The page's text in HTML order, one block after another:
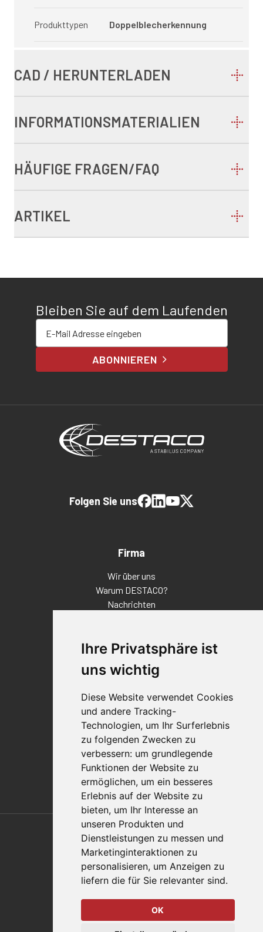
Ihre Privatsphäre ist
uns wichtig
Diese Website verwendet Cookies
und andere Tracking-
Technologien, um Ihr Surferlebnis
zu folgenden Zwecken zu
verbessern: um grundlegende
Funktionen der Website zu
ermöglichen, um ein besseres
Erlebnis auf der Website zu
bieten, um Ihr Interesse an
unseren Produkten und
Dienstleistungen zu messen und
Marketinginteraktionen zu
personalisieren, um Anzeigen zu
liefern die für Sie relevanter sind.
OK
Produkttypen Doppelblecherkennung
CAD / HERUNTERLADEN
INFORMATIONSMATERIALIEN
HÄUFIGE FRAGEN/FAQ
ARTIKEL
Bleiben Sie auf dem Laufenden
ABONNIEREN
Firma
Wir über uns
Warum DESTACO?
Nachrichten
Standorte
Qualitätsaussage
Kontakt
Vertriebspartnerfinder
Häufig gestellte Fragen
Datenschutz-Bestimmungen
Nutzungsbedingungen
Richtlinien/AGBs
Folgen Sie uns
Also of Interest
Automation Solutions
Applications